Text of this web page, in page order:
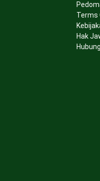
Terms
Hak